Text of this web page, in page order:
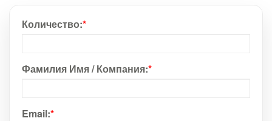
Количество:*
Фамилия Имя / Компания:*
Email:*